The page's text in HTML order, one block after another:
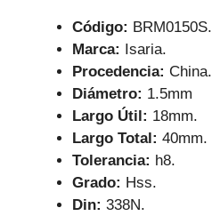
Código: BRM0150S.
Marca: Isaria.
Procedencia: China.
Diámetro: 1.5mm
Largo Útil: 18mm.
Largo Total: 40mm.
Tolerancia: h8.
Grado: Hss.
Din: 338N.